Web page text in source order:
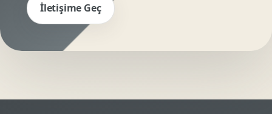
İletişime Geç